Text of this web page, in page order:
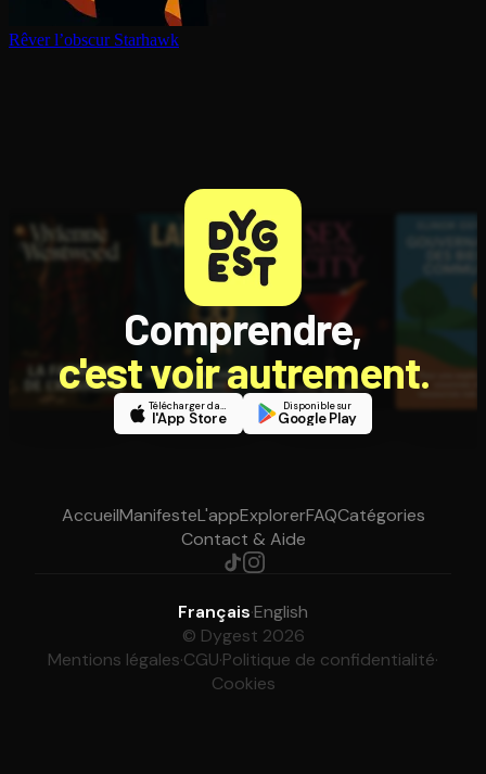
Rêver l’obscur Starhawk
Comprendre,
c'est voir autrement.
Télécharger dans
l'App Store
Disponible sur
Google Play
AccueilManifesteL'appExplorerFAQCatégories
Contact & Aide
Français·English
© Dygest 2026
Mentions légales·CGU·Politique de confidentialité·
Cookies